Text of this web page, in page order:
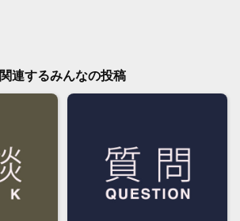
関連するみんなの投稿